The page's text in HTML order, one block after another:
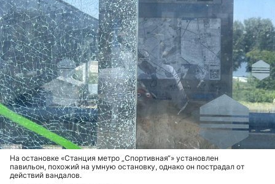
На остановке «Станция метро „Спортивная“» установлен
павильон, похожий на умную остановку, однако он пострадал от
действий вандалов.